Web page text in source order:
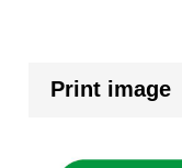
Print image